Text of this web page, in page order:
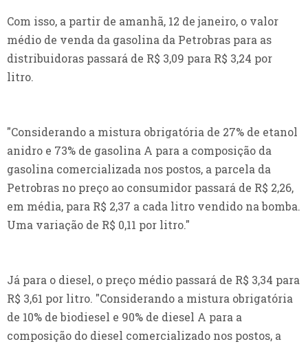
Com isso, a partir de amanhã, 12 de janeiro, o valor
médio de venda da gasolina da Petrobras para as
distribuidoras passará de R$ 3,09 para R$ 3,24 por
litro.
"Considerando a mistura obrigatória de 27% de etanol
anidro e 73% de gasolina A para a composição da
gasolina comercializada nos postos, a parcela da
Petrobras no preço ao consumidor passará de R$ 2,26,
em média, para R$ 2,37 a cada litro vendido na bomba.
Uma variação de R$ 0,11 por litro."
Já para o diesel, o preço médio passará de R$ 3,34 para
R$ 3,61 por litro. "Considerando a mistura obrigatória
de 10% de biodiesel e 90% de diesel A para a
composição do diesel comercializado nos postos, a